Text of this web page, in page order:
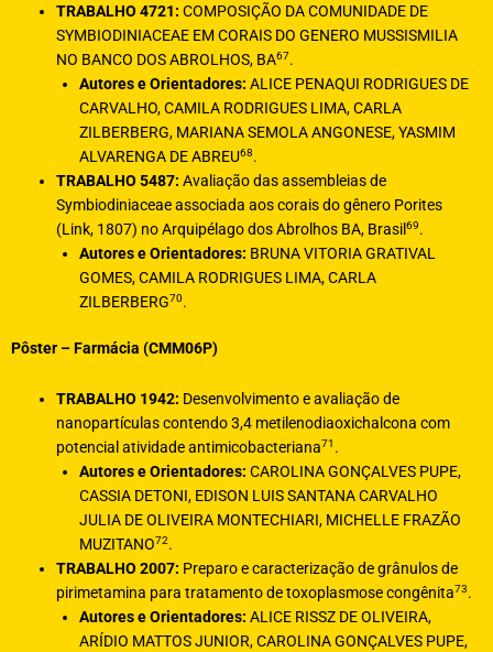
TRABALHO 4721: COMPOSIÇÃO DA COMUNIDADE DE
SYMBIODINIACEAE EM CORAIS DO GENERO MUSSISMILIA
NO BANCO DOS ABROLHOS, BA67.
Autores e Orientadores: ALICE PENAQUI RODRIGUES DE
CARVALHO, CAMILA RODRIGUES LIMA, CARLA
ZILBERBERG, MARIANA SEMOLA ANGONESE, YASMIM
ALVARENGA DE ABREU68.
TRABALHO 5487: Avaliação das assembleias de
Symbiodiniaceae associada aos corais do gênero Porites
(Link, 1807) no Arquipélago dos Abrolhos BA, Brasil69.
Autores e Orientadores: BRUNA VITORIA GRATIVAL
GOMES, CAMILA RODRIGUES LIMA, CARLA
ZILBERBERG70.
Pôster – Farmácia (CMM06P)
TRABALHO 1942: Desenvolvimento e avaliação de
nanopartículas contendo 3,4 metilenodiaoxichalcona com
potencial atividade antimicobacteriana71 .
Autores e Orientadores: CAROLINA GONÇALVES PUPE,
CASSIA DETONI, EDISON LUIS SAΝΤΑΝΑ CARVALHO
JULIA DE OLIVEIRA MONTECHIARI, MICHELLE FRAZÃO
MUZITANO72.
TRABALHO 2007: Preparo e caracterização de grânulos de
pirimetamina para tratamento de toxoplasmose congênita73.
Autores e Orientadores: ALICE RISSZ DE OLIVEIRA,
ARÍDIO MATTOS JUNIOR, CAROLINA GONÇALVES PUPE,